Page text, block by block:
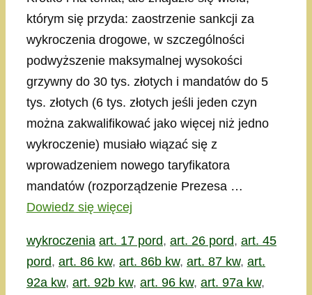
którym się przyda: zaostrzenie sankcji za
wykroczenia drogowe, w szczególności
podwyższenie maksymalnej wysokości
grzywny do 30 tys. złotych i mandatów do 5
tys. złotych (6 tys. złotych jeśli jeden czyn
można zakwalifikować jako więcej niż jedno
wykroczenie) musiało wiązać się z
wprowadzeniem nowego taryfikatora
mandatów (rozporządzenie Prezesa …
Dowiedz się więcej
Kategorie
wykroczenia Tagi
art. 17 pord, art. 26 pord, art. 45
pord, art. 86 kw, art. 86b kw, art. 87 kw, art.
92a kw, art. 92b kw, art. 96 kw, art. 97a kw,